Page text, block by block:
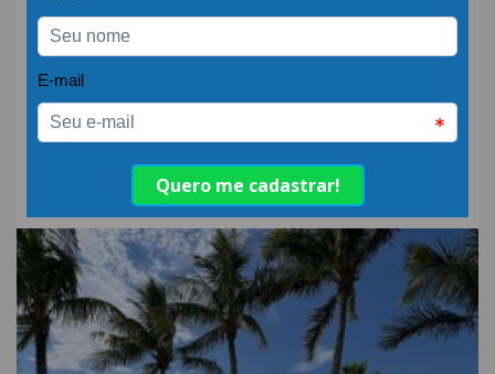
Liderança,
empreendedorismo e
hospitalidade em
destaque no Dia
Internacional da Mulher